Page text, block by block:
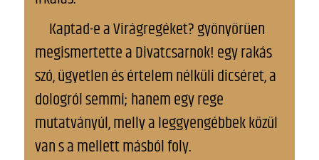
Kaptad-e a Virágregéket? gyönyörüen
megismertette a Divatcsarnok! egy rakás
szó, ügyetlen és értelem nélküli dicséret, a
dologról semmi; hanem egy rege
mutatványúl, melly a leggyengébbek közül
van s a mellett másból foly.